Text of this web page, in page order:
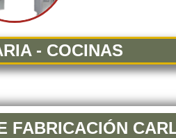
- COCINAS
FABRICACIÓN